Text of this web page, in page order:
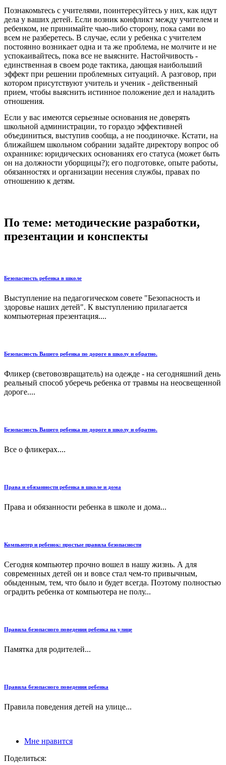
Познакомьтесь с учителями, поинтересуйтесь у них, как идут
дела у ваших детей. Если возник конфликт между учителем и
ребенком, не принимайте чью-либо сторону, пока сами во
всем не разберетесь. В случае, если у ребенка с учителем
постоянно возникает одна и та же проблема, не молчите и не
успокаивайтесь, пока все не выясните. Настойчивость -
единственная в своем роде тактика, дающая наибольший
эффект при решении проблемных ситуаций. А разговор, при
котором присутствуют учитель и ученик - действенный
прием, чтобы выяснить истинное положение дел и наладить
отношения.
Если у вас имеются серьезные основания не доверять
школьной администрации, то гораздо эффективней
объединиться, выступив сообща, а не поодиночке. Кстати, на
ближайшем школьном собрании задайте директору вопрос об
охраннике: юридических основаниях его статуса (может быть
он на должности уборщицы?); его подготовке, опыте работы,
обязанностях и организации несения службы, правах по
отношению к детям.
По теме: методические разработки,
презентации и конспекты
Безопасность ребенка в школе
Выступление на педагогическом совете "Безопасность и
здоровье наших детей". К выступлению прилагается
компьютерная презентация....
Безопасность Вашего ребенка по дороге в школу и обратно.
Фликер (световозвращатель) на одежде - на сегодняшний день
реальный способ уберечь ребенка от травмы на неосвещенной
дороге....
Безопасность Вашего ребенка по дороге в школу и обратно.
Все о фликерах....
Права и обязанности ребенка в школе и дома
Права и обязанности ребенка в школе и дома...
Компьютер и ребенок: простые правила безопасности
Сегодня компьютер прочно вошел в нашу жизнь. А для
современных детей он и вовсе стал чем-то привычным,
обыденным, тем, что было и будет всегда. Поэтому полностью
оградить ребенка от компьютера не полу...
Правила безопасного поведения ребенка на улице
Памятка для родителей...
Правила безопасного поведения ребенка
Правила поведения детей на улице...
Мне нравится
Поделиться: